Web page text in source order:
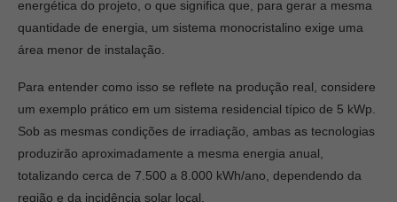
energética do projeto, o que significa que, para gerar a mesma
quantidade de energia, um sistema monocristalino exige uma
área menor de instalação.
Para entender como isso se reflete na produção real, considere
um exemplo prático em um sistema residencial típico de 5 kWp.
Sob as mesmas condições de irradiação, ambas as tecnologias
produzirão aproximadamente a mesma energia anual,
totalizando cerca de 7.500 a 8.000 kWh/ano, dependendo da
região e da incidência solar local.